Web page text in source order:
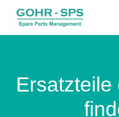
Ersatzteile